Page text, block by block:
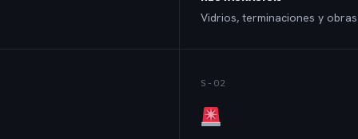
Vidrios, terminaciones y
S-02